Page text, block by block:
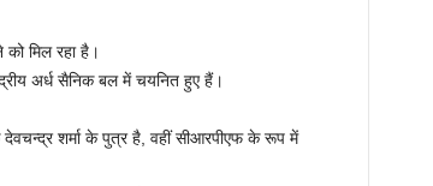
मिल रहा है।
अर्ध सैनिक बल में चयनित हुए हैं।
शर्मा के पुत्र है, वहीं सीआरपीएफ के रूप में